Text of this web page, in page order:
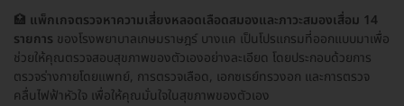
🏥 แพ็กเกจตรวจหาความเสี่ยงหลอดเลือดสมองและภาวะสมองเสื่อม 14
รายการ ของโรงพยาบาลเกษมราษฎร์ บางแค เป็นโปรแกรมที่ออกแบบมาเพื่อ
ช่วยให้คุณตรวจสอบสุขภาพของตัวเองอย่างละเอียด โดยประกอบด้วยการ
ตรวจร่างกายโดยแพทย์, การตรวจเลือด, เอกซเรย์ทรวงอก และการตรวจ
คลื่นไฟฟ้าหัวใจ เพื่อให้คุณมั่นใจในสุขภาพของตัวเอง